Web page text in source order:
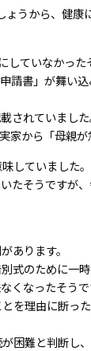
から、健康
ていなかった
請書」が舞い
されていました
から「母親
していました。
そうですが
あります。
式のために一
くなったそうで
を理由に断っ
困難と判断し